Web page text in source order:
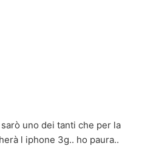
uno dei tanti che per la
l iphone 3g.. ho paura..